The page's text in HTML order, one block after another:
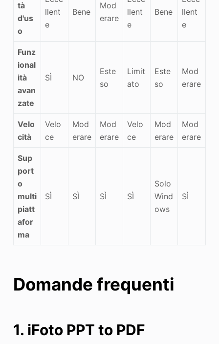
tà
d'us
o
llent
e
Bene
Mod
erare
llent
e
Bene
llent
e
Funz
ional
ità
avan
zate
SÌ NO
Este
so
Limit
ato
Este
so
Mod
erare
Velo
cità
Velo
ce
Mod
erare
Mod
erare
Velo
ce
Mod
erare
Mod
erare
Sup
port
o
multi
piatt
afor
ma
SÌ SÌ SÌ SÌ
Solo
Wind
ows
SÌ
Domande frequenti
1. iFoto PPT to PDF